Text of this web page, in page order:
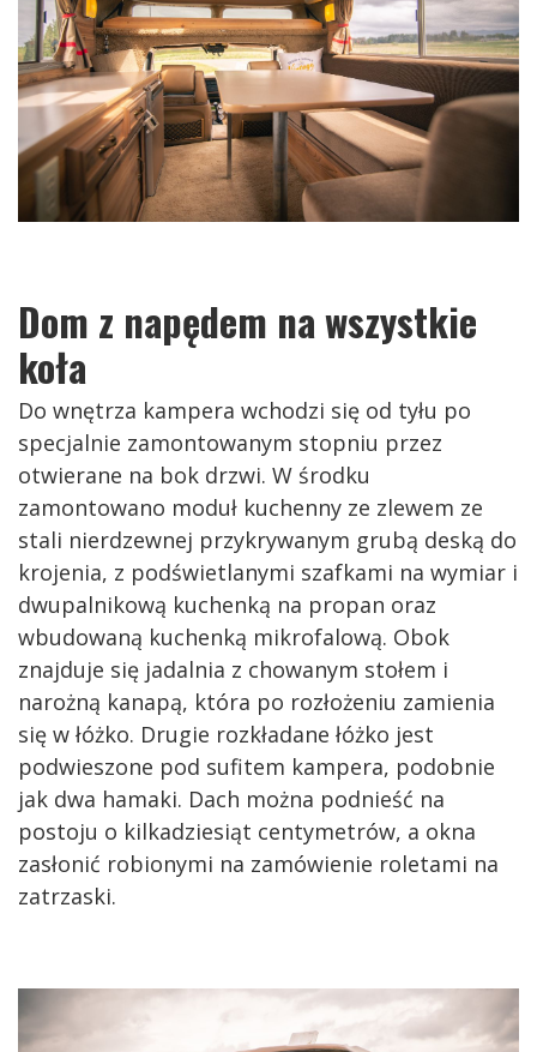
Dom z napędem na wszystkie
koła
Do wnętrza kampera wchodzi się od tyłu po
specjalnie zamontowanym stopniu przez
otwierane na bok drzwi. W środku
zamontowano moduł kuchenny ze zlewem ze
stali nierdzewnej przykrywanym grubą deską do
krojenia, z podświetlanymi szafkami na wymiar i
dwupalnikową kuchenką na propan oraz
wbudowaną kuchenką mikrofalową. Obok
znajduje się jadalnia z chowanym stołem i
narożną kanapą, która po rozłożeniu zamienia
się w łóżko. Drugie rozkładane łóżko jest
podwieszone pod sufitem kampera, podobnie
jak dwa hamaki. Dach można podnieść na
postoju o kilkadziesiąt centymetrów, a okna
zasłonić robionymi na zamówienie roletami na
zatrzaski.